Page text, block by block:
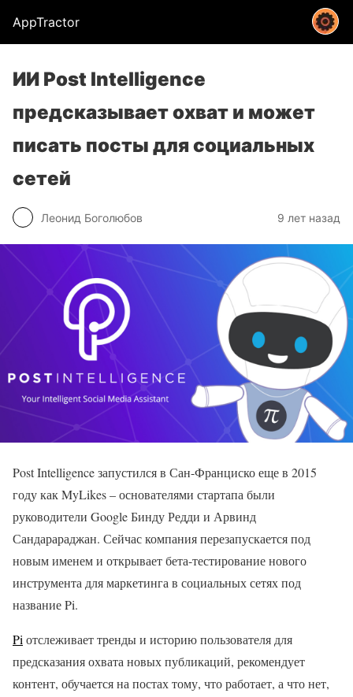
AppTractor
ИИ Post Intelligence
предсказывает охват и может
писать посты для социальных
сетей
Леонид Боголюбов 9 лет назад
Post Intelligence запустился в Сан-Франциско еще в 2015
году как MyLikes – основателями стартапа были
руководители Google Бинду Редди и Арвинд
Сандарараджан. Сейчас компания перезапускается под
новым именем и открывает бета-тестирование нового
инструмента для маркетинга в социальных сетях под
название Pi.
Pi отслеживает тренды и историю пользователя для
предсказания охвата новых публикаций, рекомендует
контент, обучается на постах тому, что работает, а что нет,